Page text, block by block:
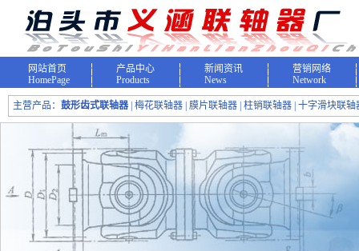
网站首页
HomePage
产品中心
Products
新闻资讯
News
营销网络
Network
主营产品： 鼓形齿式联轴器 | 梅花联轴器 | 膜片联轴器 | 柱销联轴器 | 十字滑块联轴